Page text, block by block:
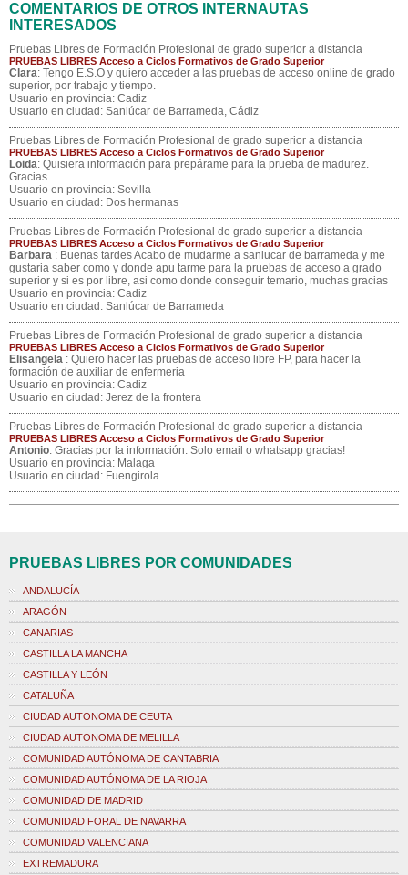
COMENTARIOS DE OTROS INTERNAUTAS
INTERESADOS
Pruebas Libres de Formación Profesional de grado superior a distancia
PRUEBAS LIBRES Acceso a Ciclos Formativos de Grado Superior
Clara: Tengo E.S.O y quiero acceder a las pruebas de acceso online de grado
superior, por trabajo y tiempo.
Usuario en provincia: Cadiz
Usuario en ciudad: Sanlúcar de Barrameda, Cádiz
Pruebas Libres de Formación Profesional de grado superior a distancia
PRUEBAS LIBRES Acceso a Ciclos Formativos de Grado Superior
Loida: Quisiera información para prepárame para la prueba de madurez.
Gracias
Usuario en provincia: Sevilla
Usuario en ciudad: Dos hermanas
Pruebas Libres de Formación Profesional de grado superior a distancia
PRUEBAS LIBRES Acceso a Ciclos Formativos de Grado Superior
Barbara : Buenas tardes Acabo de mudarme a sanlucar de barrameda y me
gustaria saber como y donde apu tarme para la pruebas de acceso a grado
superior y si es por libre, asi como donde conseguir temario, muchas gracias
Usuario en provincia: Cadiz
Usuario en ciudad: Sanlúcar de Barrameda
Pruebas Libres de Formación Profesional de grado superior a distancia
PRUEBAS LIBRES Acceso a Ciclos Formativos de Grado Superior
Elisangela : Quiero hacer las pruebas de acceso libre FP, para hacer la
formación de auxiliar de enfermeria
Usuario en provincia: Cadiz
Usuario en ciudad: Jerez de la frontera
Pruebas Libres de Formación Profesional de grado superior a distancia
PRUEBAS LIBRES Acceso a Ciclos Formativos de Grado Superior
Antonio: Gracias por la información. Solo email o whatsapp gracias!
Usuario en provincia: Malaga
Usuario en ciudad: Fuengirola
PRUEBAS LIBRES POR COMUNIDADES
ANDALUCÍA
ARAGÓN
CANARIAS
CASTILLA LA MANCHA
CASTILLA Y LEÓN
CATALUÑA
CIUDAD AUTONOMA DE CEUTA
CIUDAD AUTONOMA DE MELILLA
COMUNIDAD AUTÓNOMA DE CANTABRIA
COMUNIDAD AUTÓNOMA DE LA RIOJA
COMUNIDAD DE MADRID
COMUNIDAD FORAL DE NAVARRA
COMUNIDAD VALENCIANA
EXTREMADURA